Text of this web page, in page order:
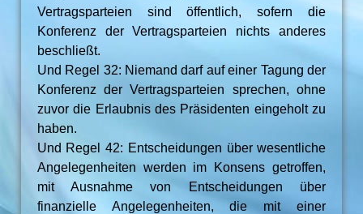
Vertragsparteien sind öffentlich, sofern die
Konferenz der Vertragsparteien nichts anderes
beschließt.
Und Regel 32: Niemand darf auf einer Tagung der
Konferenz der Vertragsparteien sprechen, ohne
zuvor die Erlaubnis des Präsidenten eingeholt zu
haben.
Und Regel 42: Entscheidungen über wesentliche
Angelegenheiten werden im Konsens getroffen,
mit Ausnahme von Entscheidungen über
finanzielle Angelegenheiten, die mit einer